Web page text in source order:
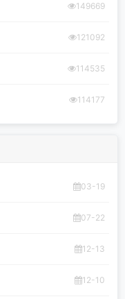
149669
121092
114535
114177
03-19
07-22
12-13
12-10